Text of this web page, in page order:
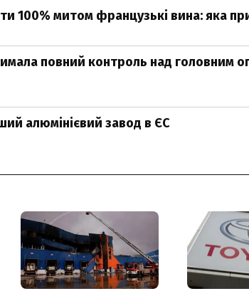
100% митом французькі вина: яка
повний контроль над головним
алюмінієвий завод в ЄС